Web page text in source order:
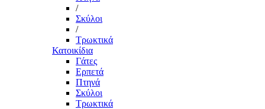
/
Σκύλοι
/
Τρωκτικά
Κατοικίδια
Γάτες
Ερπετά
Πτηνά
Σκύλοι
Τρωκτικά